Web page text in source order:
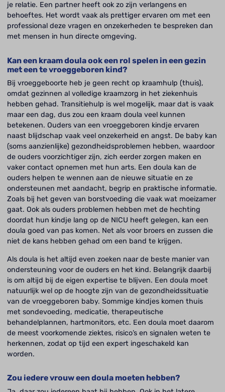
je relatie. Een partner heeft ook zo zijn verlangens en
behoeftes. Het wordt vaak als prettiger ervaren om met een
professional deze vragen en onzekerheden te bespreken dan
met mensen in hun directe omgeving.
Kan een kraam doula ook een rol spelen in een gezin
met een te vroeggeboren kind?
Bij vroeggeboorte heb je geen recht op kraamhulp (thuis),
omdat gezinnen al volledige kraamzorg in het ziekenhuis
hebben gehad. Transitiehulp is wel mogelijk, maar dat is vaak
maar een dag, dus zou een kraam doula veel kunnen
betekenen. Ouders van een vroeggeboren kindje ervaren
naast blijdschap vaak veel onzekerheid en angst. De baby kan
(soms aanzienlijke) gezondheidsproblemen hebben, waardoor
de ouders voorzichtiger zijn, zich eerder zorgen maken en
vaker contact opnemen met hun arts. Een doula kan de
ouders helpen te wennen aan de nieuwe situatie en ze
ondersteunen met aandacht, begrip en praktische informatie.
Zoals bij het geven van borstvoeding die vaak wat moeizamer
gaat. Ook als ouders problemen hebben met de hechting
doordat hun kindje lang op de NICU heeft gelegen, kan een
doula goed van pas komen. Net als voor broers en zussen die
niet de kans hebben gehad om een band te krijgen.
Als doula is het altijd even zoeken naar de beste manier van
ondersteuning voor de ouders en het kind. Belangrijk daarbij
is om altijd bij de eigen expertise te blijven. Een doula moet
natuurlijk wel op de hoogte zijn van de gezondheidssituatie
van de vroeggeboren baby. Sommige kindjes komen thuis
met sondevoeding, medicatie, therapeutische
behandelplannen, hartmonitors, etc. Een doula moet daarom
de meest voorkomende ziektes, risico’s en signalen weten te
herkennen, zodat op tijd een expert ingeschakeld kan
worden.
Zou iedere vrouw een doula moeten hebben?